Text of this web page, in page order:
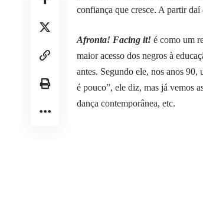
confiança que cresce. A partir
Afronta! Facing it! é como um
maior acesso dos negros à
antes. Segundo ele, nos anos
é pouco”, ele diz, mas já vemos
dança contemporânea, etc.